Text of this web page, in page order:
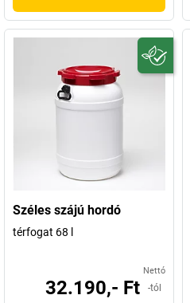
Széles szájú hordó
térfogat 68 l
Nettó
32.190,- Ft -tól